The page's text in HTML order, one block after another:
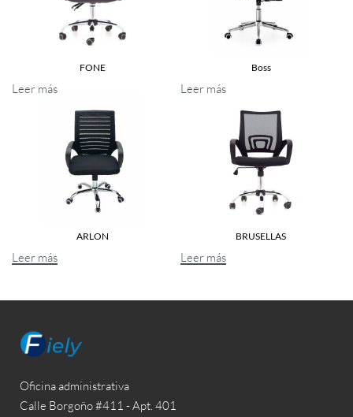
FONE
Leer más
Boss
Leer más
ARLON
Leer más
BRUSELLAS
Leer más
Oficina administrativa
Calle Borgoño #411 - Apt. 401